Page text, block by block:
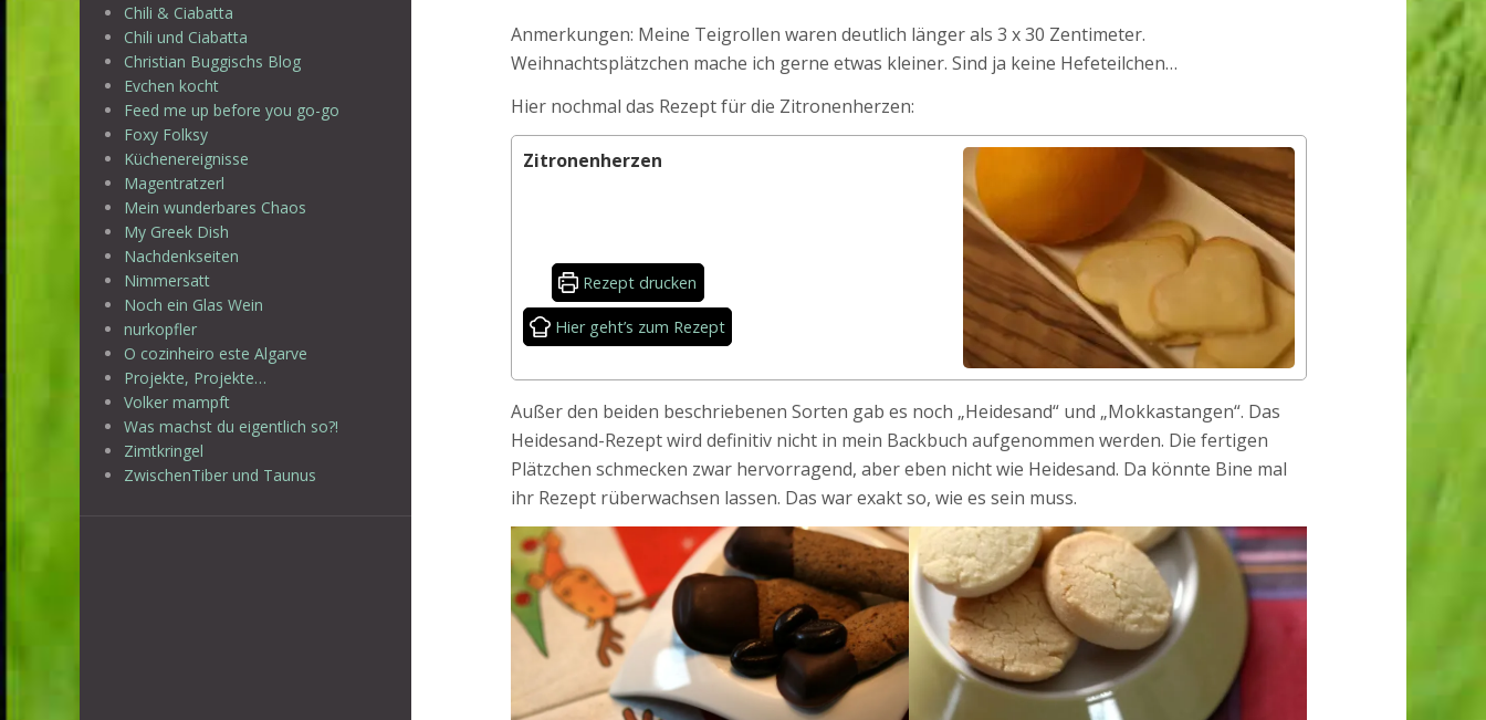
Chili & Ciabatta
Chili und Ciabatta
Christian Buggischs Blog
Evchen kocht
Feed me up before you go-go
Foxy Folksy
Küchenereignisse
Magentratzerl
Mein wunderbares Chaos
My Greek Dish
Nachdenkseiten
Nimmersatt
Noch ein Glas Wein
nurkopfler
O cozinheiro este Algarve
Projekte, Projekte…
Volker mampft
Was machst du eigentlich so?!
Zimtkringel
ZwischenTiber und Taunus
Anmerkungen: Meine Teigrollen waren deutlich länger als 3 x 30 Zentimeter.
Weihnachtsplätzchen mache ich gerne etwas kleiner. Sind ja keine Hefeteilchen…
Hier nochmal das Rezept für die Zitronenherzen:
Zitronenherzen
Rezept drucken
Hier geht’s zum Rezept
Außer den beiden beschriebenen Sorten gab es noch „Heidesand“ und „Mokkastangen“. Das
Heidesand-Rezept wird definitiv nicht in mein Backbuch aufgenommen werden. Die fertigen
Plätzchen schmecken zwar hervorragend, aber eben nicht wie Heidesand. Da könnte Bine mal
ihr Rezept rüberwachsen lassen. Das war exakt so, wie es sein muss.